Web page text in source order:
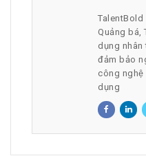
TalentBold
Quảng bá,
dụng
đảm bảo
công nghệ
dụng